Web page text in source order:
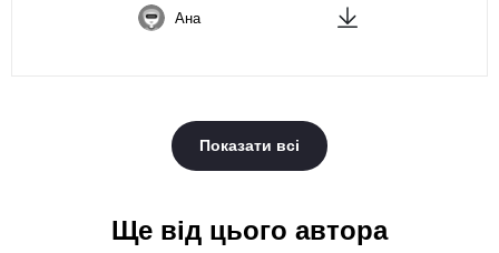
Ана
Показати всі
Ще від цього автора